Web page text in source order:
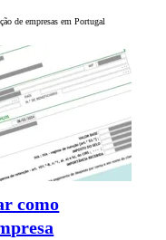
de empresas em Portugal
como